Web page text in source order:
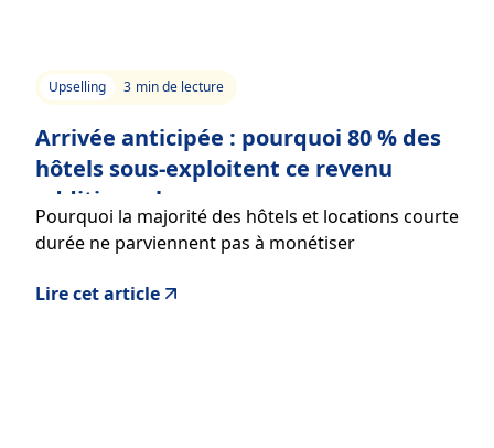
Upselling 3 min de lecture
Arrivée anticipée : pourquoi 80 % des
hôtels sous-exploitent ce revenu
additionnel
Pourquoi la majorité des hôtels et locations courte
durée ne parviennent pas à monétiser
Lire cet article